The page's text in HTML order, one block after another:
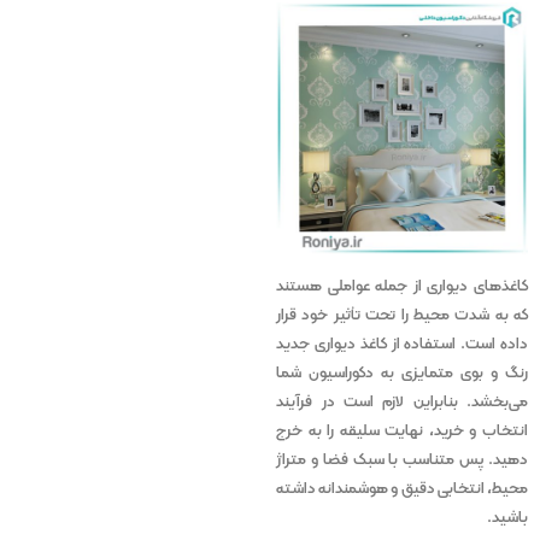
کاغذهای دیواری از جمله عواملی هستند
که به شدت محیط را تحت تأثیر خود قرار
داده است. استفاده از کاغذ دیواری جدید
رنگ و بوی متمایزی به دکوراسیون شما
می‌بخشد. بنابراین لازم است در فرآیند
انتخاب و خرید، نهایت سلیقه را به خرج
دهید. پس متناسب با سبک فضا و متراژ
محیط، انتخابی دقیق و هوشمندانه داشته
باشید.